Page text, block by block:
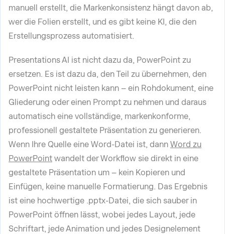
manuell erstellt, die Markenkonsistenz hängt davon ab,
wer die Folien erstellt, und es gibt keine KI, die den
Erstellungsprozess automatisiert.
Presentations AI ist nicht dazu da, PowerPoint zu
ersetzen. Es ist dazu da, den Teil zu übernehmen, den
PowerPoint nicht leisten kann – ein Rohdokument, eine
Gliederung oder einen Prompt zu nehmen und daraus
automatisch eine vollständige, markenkonforme,
professionell gestaltete Präsentation zu generieren.
Wenn Ihre Quelle eine Word-Datei ist, dann Word zu
PowerPoint wandelt der Workflow sie direkt in eine
gestaltete Präsentation um – kein Kopieren und
Einfügen, keine manuelle Formatierung. Das Ergebnis
ist eine hochwertige .pptx-Datei, die sich sauber in
PowerPoint öffnen lässt, wobei jedes Layout, jede
Schriftart, jede Animation und jedes Designelement